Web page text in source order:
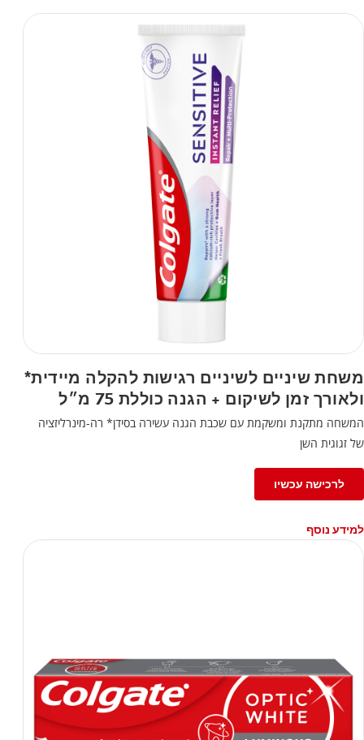
משחת שיניים לשיניים רגישות להקלה מיידית*
ולאורך זמן לשיקום + הגנה כוללת 75 מ״ל
המשחה מתקנת ומשקמת עם שכבת הגנה עשירה בסידן* רה-מינרליזציה
של זגוגית השן
לרכישה עכשיו
למידע נוסף